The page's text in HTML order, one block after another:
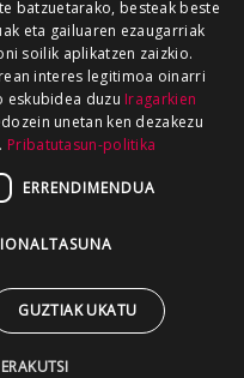
batzuetarako, besteak beste
eta gailuaren ezaugarriak
soilik aplikatzen zaizkio.
interes legitimoa oinarri
eskubidea duzu Iragarkien
unetan ken dezakezu
Pribatutasun-politika
ERRENDIMENDUA
GUZTIAK UKATU